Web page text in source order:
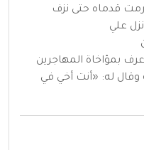
قدماه حتى نزف
علي
بمؤاخاة المهاجرين
وقال له: «أنت أخي في